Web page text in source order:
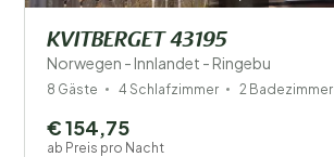
KVITBERGET 43195
Norwegen - Innlandet - Ringebu
8 Gäste 4 Schlafzimmer 2 Badezimmer
€ 154,75
ab Preis pro Nacht